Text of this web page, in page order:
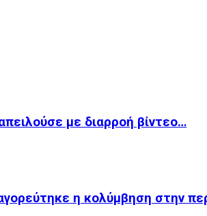
με διαρροή βίντεο…
η κολύμβηση στην